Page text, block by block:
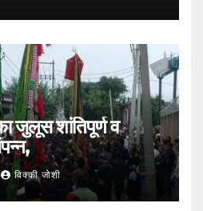
जुलूस शांतिपूर्ण व
विक्की जोशी